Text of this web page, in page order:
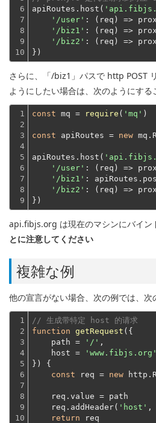
6
7
8
9
10
apiRoutes.host(
'/user' : ( req ) =>
'/biz1' : ( req ) =>
'/biz2' : ( req ) =>
})
さらに、「/biz1」パスで http POST
ようにしたい場合は、次のようにする
1
2
3
4
5
6
7
8
9
const mq = require ( 'mq' )
const apiRoutes = new
apiRoutes.host(
'/user' : ( req ) =>
'/biz1' :
'/biz2' : ( req ) =>
})
api.fibjs.org は現在のマシンにバイン
とに注意してください
複雑な例
他の宣言がない場合、次の例では、次
1
2
3
4
5
6
7
8
9
10
// 生成带特定 host 的请求
function getRequest ( {
    path =
'/' ,
    host =
'www.fibjs.org'
} ) {
const req = new
    req.value = path
    req.addHeader(
'host' ,
return req